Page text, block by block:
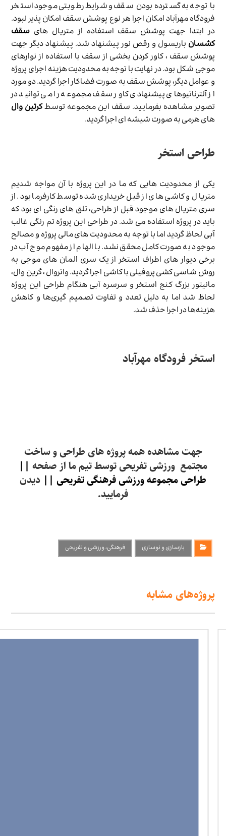
با توجه به گسترده بودن سقف و شرایط رطوبتی موجود استخر
فرودگاه مهرآباد امکان اجرا هر نوع پوشش سقف امکان پذیر نبود.
در ابتدا جهت پوشش سقف استفاده از متریال های سقف
کشسان باریسول و رقص نور پیشنهاد شد. پیشنهاد دیگر جهت
پوشش سقف ، کاور کردن بخشی از سقف با استفاده از نوارهای
موجی شکل بود. در نهایت با توجه به محدودیت هزینه اجرای پروژه
و عوامل دیگر، پوشش سقف به صورت فضاکار اجرا گردید. دو مورد
از آلترناتیوهای پیشنهادی کاور سقف مجموعه را می توانید در
تصویر مشاهده بفرمایید. سقف این مجموعه توسطکرتین وال
های هرمی به صورت شیشه ای اجرا گردید.
طراحی استخر
یکی از محدودیت هایی که ما در این پروژه با آن مواجه شدیم
متریال و کاشی های از قبل خریداری شده توسط کارفرما بود. از
سری متریال های موجود قبل از طراحی، تلق های رنگی ای بود که
باید در پروژه استفاده می شد. در طراحی این پروژه تم رنگی غالب
آبی لحاظ گردید اما با توجه به محدودیت های مالی پروژه و مصالح
موجود به صورت کامل محقق نشد. با الهام از مفهوم موج آب در
برخی دیوار های اطراف استخر از یک سری المان های موجی به
روش شاسی کشی پروفیلی با کاشی اجرا گردید. واتروال ، گرین وال،
مانیتور بزرگ کنج استخر و سرسره آبی هنگام طراحی این پروژه
لحاظ شد اما به دلیل تعدد و تفاوت تصمیم گیری‌ها و کاهش
هزینه‌ها در اجرا حذف شد.
استخر فرودگاه مهرآباد
جهت مشاهده همه پروژه های طراحی و ساخت
مجتمع ورزشی تفریحی توسط تیم ما از صفحه ||
طراحی مجموعه ورزشی فرهنگی تفریحی || دیدن
فرمایید.
بازسازی و نوسازی فرهنگی، ورزشی و تفریحی
پروژه‌های مشابه